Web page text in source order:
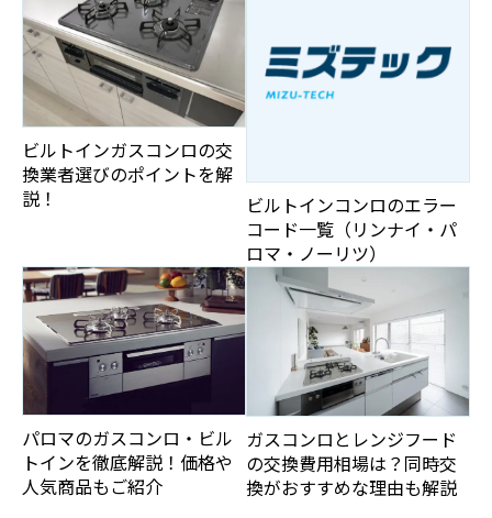
ビルトインガスコンロの交
換業者選びのポイントを解
説！
ビルトインコンロのエラー
コード一覧（リンナイ・パ
ロマ・ノーリツ）
パロマのガスコンロ・ビル
トインを徹底解説！価格や
人気商品もご紹介
ガスコンロとレンジフード
の交換費用相場は？同時交
換がおすすめな理由も解説